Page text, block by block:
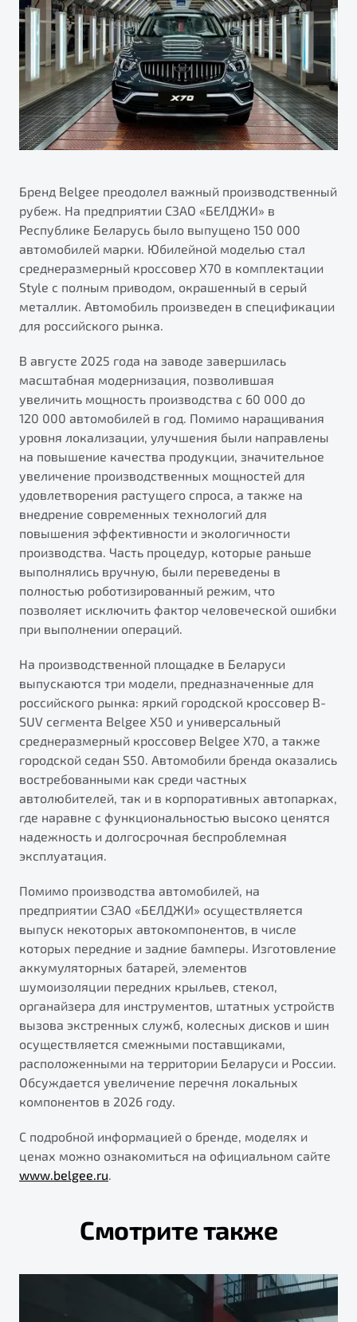
Яркий кроссовер
от 2 219 990 ₽*
Обзор В наличии
от 1 699 990 ₽*
Обзор В наличии
X70
Универсальный кроссовер
Обзор В наличии
Автокредит
Трейд-ин
Страхование
Расчет КАСКО
автомобиля Belgee
Подробно
Автомобили в наличии
Тест-драйв
Автокредит
Спецпредложения
ПОДДЕРЖКА
Гарантия Belgee
Belgee Линк
Belgee Клуб
Belgee Плюс
Клиентская поддержка
Помощь на дорогах
Будьте еще более уверены на дорогах с программой
Преимущества программы
Запись на сервис
Калькулятор ТО
Клиентская поддержка
О дилерском центре
Правовая информация
Бренд Belgee преодолел важный производственный
рубеж. На предприятии СЗАО «БЕЛДЖИ» в
Республике Беларусь было выпущено 150 000
автомобилей марки. Юбилейной моделью стал
среднеразмерный кроссовер X70 в комплектации
Style с полным приводом, окрашенный в серый
металлик. Автомобиль произведен в спецификации
для российского рынка.
В августе 2025 года на заводе завершилась
масштабная модернизация, позволившая
увеличить мощность производства с 60 000 до
120 000 автомобилей в год. Помимо наращивания
уровня локализации, улучшения были направлены
на повышение качества продукции, значительное
увеличение производственных мощностей для
удовлетворения растущего спроса, а также на
внедрение современных технологий для
повышения эффективности и экологичности
производства. Часть процедур, которые раньше
выполнялись вручную, были переведены в
полностью роботизированный режим, что
позволяет исключить фактор человеческой ошибки
при выполнении операций.
На производственной площадке в Беларуси
выпускаются три модели, предназначенные для
российского рынка: яркий городской кроссовер B-
SUV сегмента Belgee X50 и универсальный
среднеразмерный кроссовер Belgee X70, а также
городской седан S50. Автомобили бренда оказались
востребованными как среди частных
автолюбителей, так и в корпоративных автопарках,
где наравне с функциональностью высоко ценятся
надежность и долгосрочная беспроблемная
эксплуатация.
Помимо производства автомобилей, на
предприятии СЗАО «БЕЛДЖИ» осуществляется
выпуск некоторых автокомпонентов, в числе
которых передние и задние бамперы. Изготовление
аккумуляторных батарей, элементов
шумоизоляции передних крыльев, стекол,
органайзера для инструментов, штатных устройств
вызова экстренных служб, колесных дисков и шин
осуществляется смежными поставщиками,
расположенными на территории Беларуси и России.
Обсуждается увеличение перечня локальных
компонентов в 2026 году.
С подробной информацией о бренде, моделях и
ценах можно ознакомиться на официальном сайте
www.belgee.ru.
Смотрите также